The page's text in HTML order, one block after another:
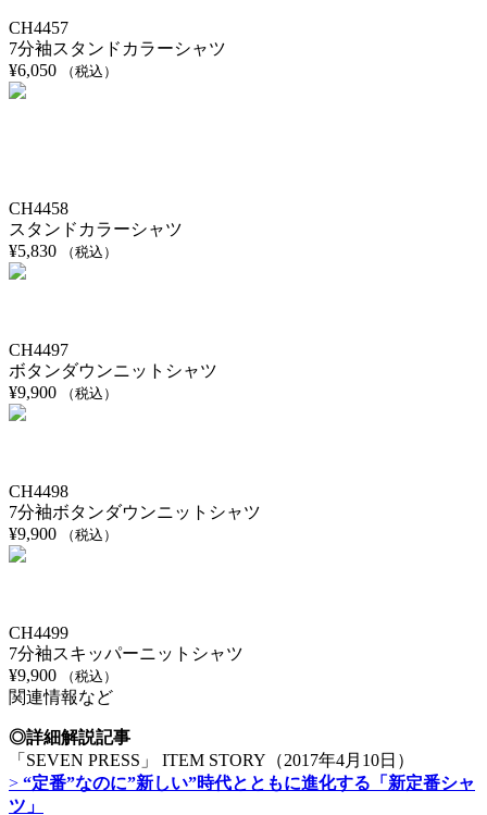
CH4457
7分袖スタンドカラーシャツ
¥6,050 （税込）
CH4458
スタンドカラーシャツ
¥5,830 （税込）
CH4497
ボタンダウンニットシャツ
¥9,900 （税込）
CH4498
7分袖ボタンダウンニットシャツ
¥9,900 （税込）
CH4499
7分袖スキッパーニットシャツ
¥9,900 （税込）
関連情報など
◎詳細解説記事
「SEVEN PRESS」 ITEM STORY（2017年4月10日）
> “定番”なのに”新しい”時代とともに進化する「新定番シャ
ツ」